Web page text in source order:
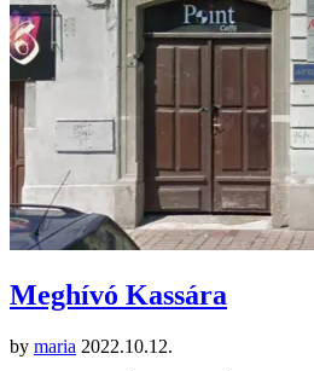
Meghívó Kassára
by maria 2022.10.12.